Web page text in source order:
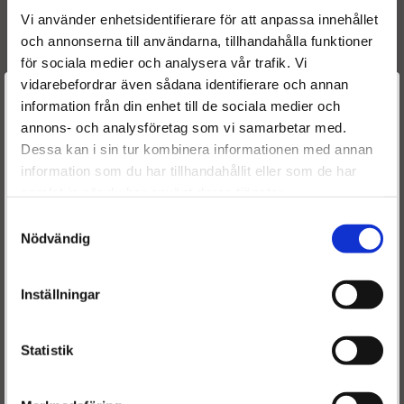
Vi använder enhetsidentifierare för att anpassa innehållet
och annonserna till användarna, tillhandahålla funktioner
för sociala medier och analysera vår trafik. Vi
vidarebefordrar även sådana identifierare och annan
information från din enhet till de sociala medier och
annons- och analysföretag som vi samarbetar med.
Dessa kan i sin tur kombinera informationen med annan
information som du har tillhandahållit eller som de har
Nödvändig
Inställningar
Statistik
96 386 523
96 414 961
1980 CZ
1980 89
96 386 523
96 414 961
Reference numbers
1980 CZ
96 414 961
1980 89
96386523
F00VC01303
F00ZC99436BOSCH
Välkommen till
Dieselspecialisten.se
För att förbättra din upplevelse på vår hemsida ber vi dig
välja vilken kategori du tillhör